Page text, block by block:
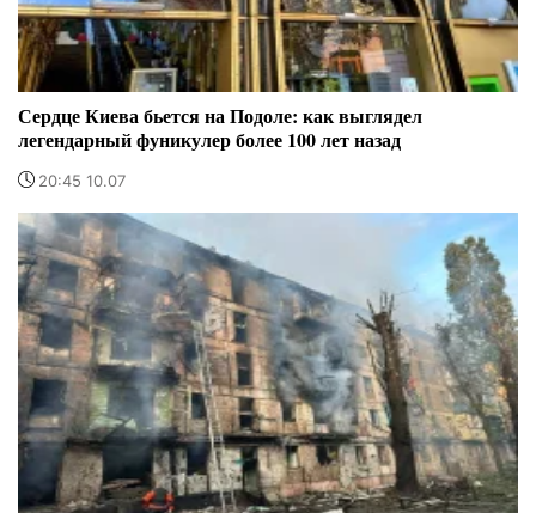
Сердце Киева бьется на Подоле: как выглядел
легендарный фуникулер более 100 лет назад
20:45 10.07